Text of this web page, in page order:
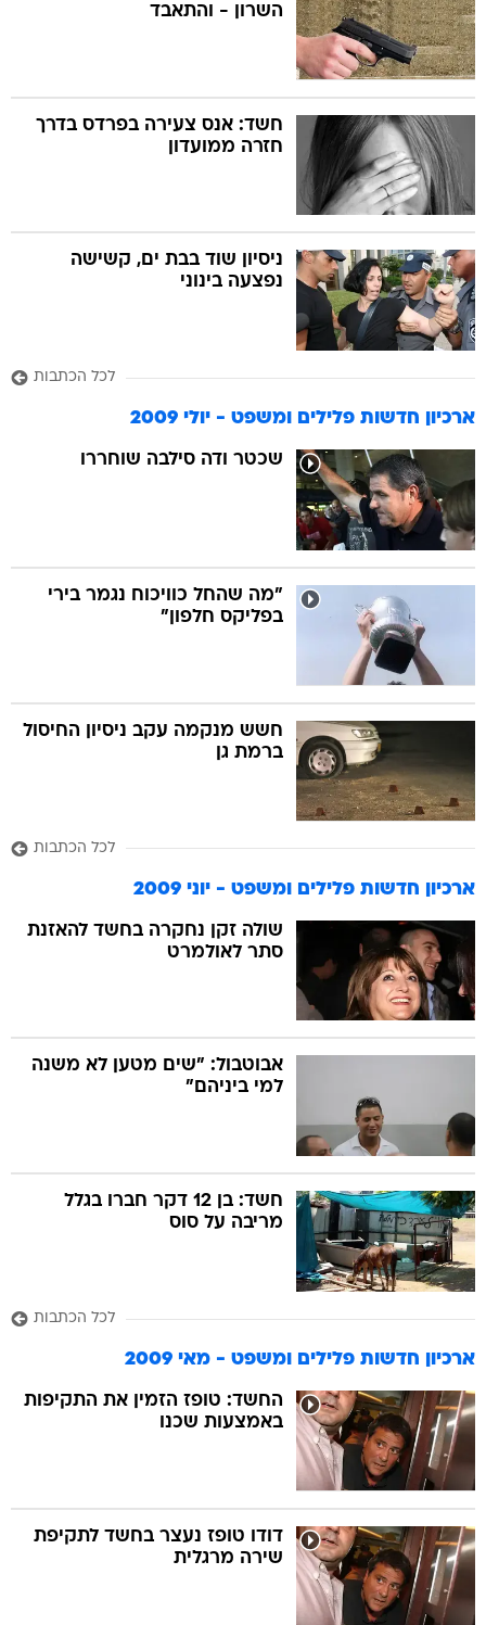
השרון - והתאבד
חשד: אנס צעירה בפרדס בדרך
חזרה ממועדון
ניסיון שוד בבת ים, קשישה
נפצעה בינוני
לכל הכתבות
ארכיון חדשות פלילים ומשפט - יולי 2009
שכטר ודה סילבה שוחררו
"מה שהחל כוויכוח נגמר בירי
בפליקס חלפון"
חשש מנקמה עקב ניסיון החיסול
ברמת גן
לכל הכתבות
ארכיון חדשות פלילים ומשפט - יוני 2009
שולה זקן נחקרה בחשד להאזנת
סתר לאולמרט
אבוטבול: "שים מטען לא משנה
למי ביניהם"
חשד: בן 12 דקר חברו בגלל
מריבה על סוס
לכל הכתבות
ארכיון חדשות פלילים ומשפט - מאי 2009
החשד: טופז הזמין את התקיפות
באמצעות שכנו
דודו טופז נעצר בחשד לתקיפת
שירה מרגלית